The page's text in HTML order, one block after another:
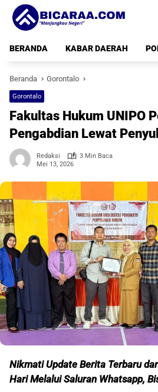
Langsung
konten
BERANDA
KABAR DAERAH
Beranda Gorontalo
Gorontalo
Fakultas Hukum UNIPO
Pengabdian Lewat
Redaksi
3 Min Baca
Mei 13, 2026
Nikmati Update Berita Terbaru
Hari Melalui Saluran Whatsapp,